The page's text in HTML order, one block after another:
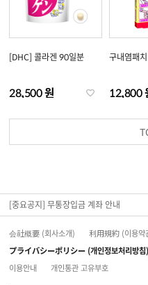
[DHC] 콜라겐 90일분
28,500 원
구내염패
12,800
[중요공지] 무통장입금 계좌 안내
会社概要 (회사소개) 利用規約 (이용약
プライバシーポリシー (개인정보처리방침)
이용안내
개인통관 고유부호